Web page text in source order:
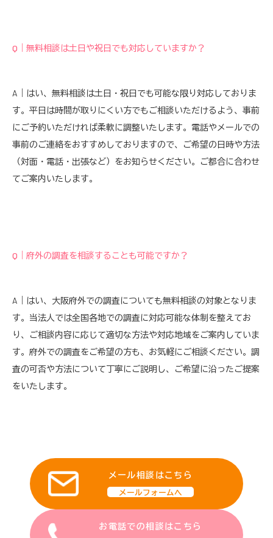
Q｜無料相談は土日や祝日でも対応していますか？
A｜はい、無料相談は土日・祝日でも可能な限り対応しておりま
す。平日は時間が取りにくい方でもご相談いただけるよう、事前
にご予約いただければ柔軟に調整いたします。電話やメールでの
事前のご連絡をおすすめしておりますので、ご希望の日時や方法
（対面・電話・出張など）をお知らせください。ご都合に合わせ
てご案内いたします。
Q｜府外の調査を相談することも可能ですか？
A｜はい、大阪府外での調査についても無料相談の対象となりま
す。当法人では全国各地での調査に対応可能な体制を整えてお
り、ご相談内容に応じて適切な方法や対応地域をご案内していま
す。府外での調査をご希望の方も、お気軽にご相談ください。調
査の可否や方法について丁寧にご説明し、ご希望に沿ったご提案
をいたします。
メール相談はこちら
メールフォームへ
お電話での相談はこちら